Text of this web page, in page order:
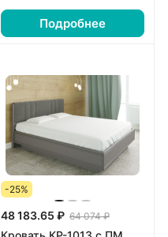
Подробнее
-25%
48 183.65 ₽ 64 074 ₽